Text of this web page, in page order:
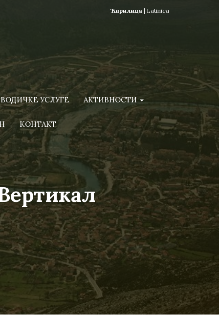
Ћирилица | Latinica
ВОДИЧКЕ УСЛУГЕ АКТИВНОСТИ
КОНТАКТ